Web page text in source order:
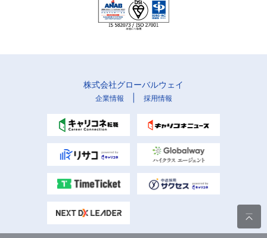
株式会社グローバルウェイ
企業情報 採用情報
